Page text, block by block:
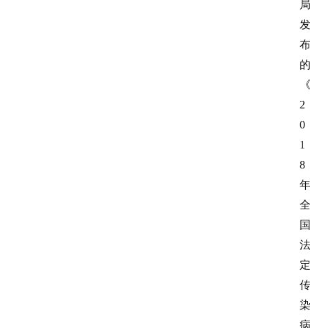
局
发
布
的
《
2
0
1
8
年
全
国
法
定
传
染
病